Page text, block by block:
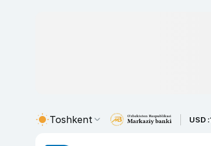
Toshkent USD :